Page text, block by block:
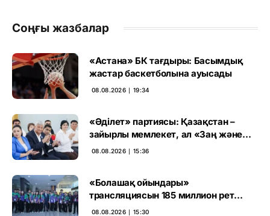
Соңғы жазбалар
«Астана» БК тағдыры: Басымдық
жастар баскетболына ауысады
08.08.2026 ∣ 19:34
«Әділет» партиясы: Қазақстан –
зайырлы мемлекет, ал «Заң және
тәртіп» қағидаты баршаға міндетті
08.08.2026 ∣ 15:36
«Болашақ ойындары»
трансляциясын 185 миллион рет
көрген
08.08.2026 ∣ 15:30